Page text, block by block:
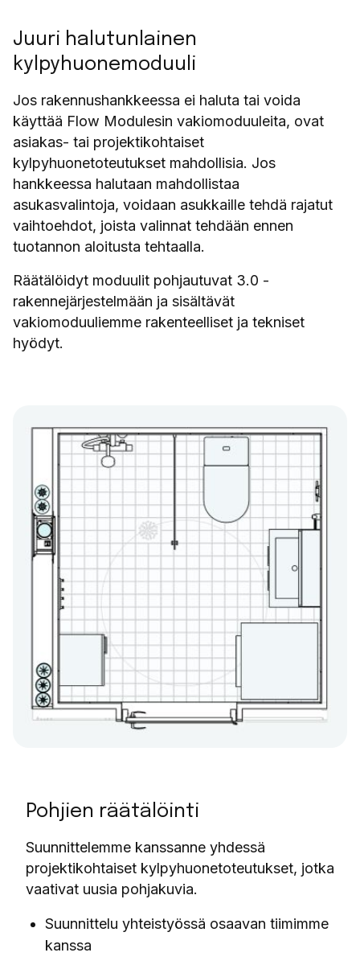
Juuri halutunlainen
kylpyhuonemoduuli
Jos rakennushankkeessa ei haluta tai voida
käyttää Flow Modulesin vakiomoduuleita, ovat
asiakas- tai projektikohtaiset
kylpyhuonetoteutukset mahdollisia. Jos
hankkeessa halutaan mahdollistaa
asukasvalintoja, voidaan asukkaille tehdä rajatut
vaihtoehdot, joista valinnat tehdään ennen
tuotannon aloitusta tehtaalla.
Räätälöidyt moduulit pohjautuvat 3.0 -
rakennejärjestelmään ja sisältävät
vakiomoduuliemme rakenteelliset ja tekniset
hyödyt.
Pohjien räätälöinti
Suunnittelemme kanssanne yhdessä
projektikohtaiset kylpyhuonetoteutukset, jotka
vaativat uusia pohjakuvia.
Suunnittelu yhteistyössä osaavan tiimimme
kanssa